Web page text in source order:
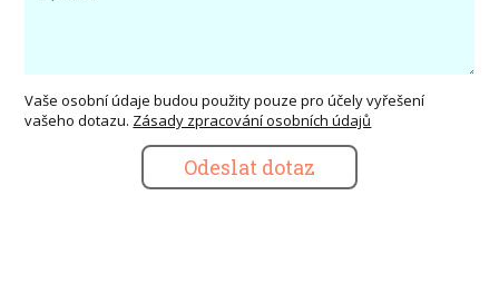
Vaše osobní údaje budou použity pouze pro účely vyřešení
vašeho dotazu. Zásady zpracování osobních údajů
Odeslat dotaz